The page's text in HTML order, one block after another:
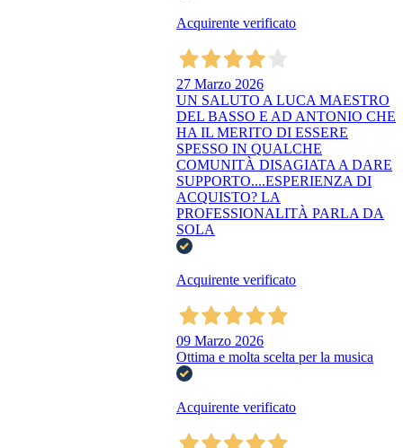
Acquirente verificato
27 Marzo 2026
UN SALUTO A LUCA MAESTRO
DEL BASSO E AD ANTONIO CHE
HA IL MERITO DI ESSERE
SPESSO IN QUALCHE
COMUNITÀ DISAGIATA A DARE
SUPPORTO....ESPERIENZA DI
ACQUISTO? LA
PROFESSIONALITÀ PARLA DA
SOLA
Acquirente verificato
09 Marzo 2026
Ottima e molta scelta per la musica
Acquirente verificato